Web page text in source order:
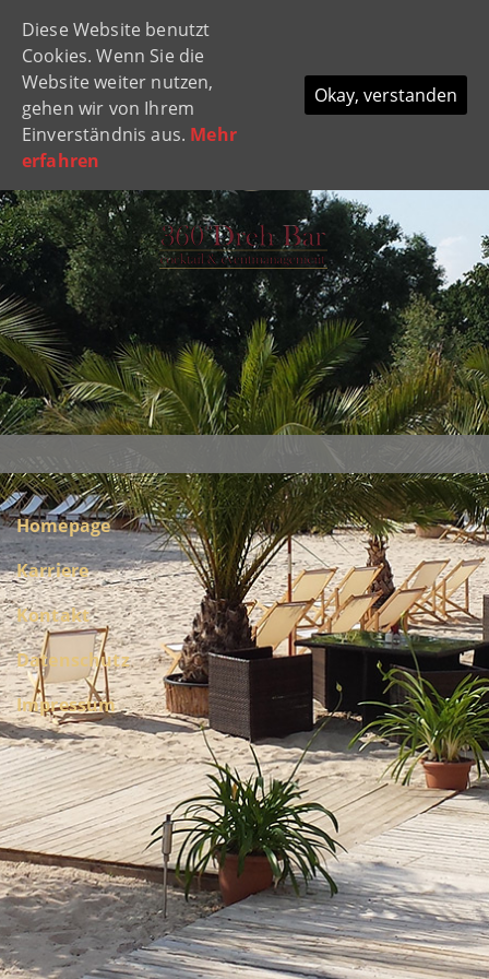
Homepage
Karriere
Kontakt
Datenschutz
Impressum
Diese Website benutzt
Cookies. Wenn Sie die
Website weiter nutzen,
gehen wir von Ihrem
Einverständnis aus. Mehr
erfahren
Okay, verstanden